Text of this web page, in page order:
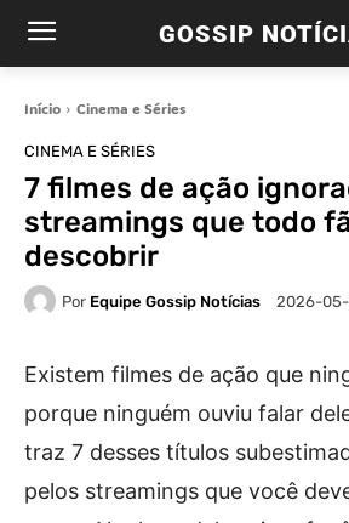
GOSSIP
Início Cinema e Séries
CINEMA E SÉRIES
7 filmes de ação
streamings que todo
descobrir
Por Equipe Gossip Notícias 2026-05-
Existem filmes de ação que
porque ninguém ouviu falar
traz 7 desses títulos
pelos streamings que você